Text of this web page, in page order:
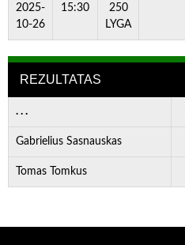
2025-
10-26
15:30
250
LYGA
REZULTATAS
. . .
Gabrielius Sasnauskas
Tomas Tomkus